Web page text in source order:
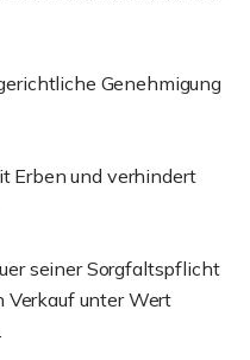
Genehmigung
Erben und verhindert
seiner Sorgfaltspflicht
Verkauf unter Wert